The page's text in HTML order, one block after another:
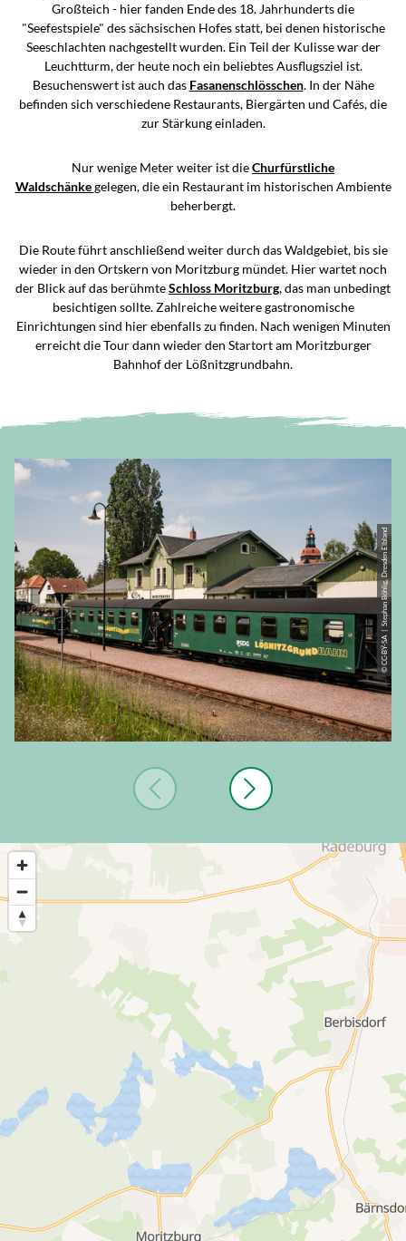
Großteich - hier fanden Ende des 18. Jahrhunderts die
"Seefestspiele" des sächsischen Hofes statt, bei denen historische
Seeschlachten nachgestellt wurden. Ein Teil der Kulisse war der
Leuchtturm, der heute noch ein beliebtes Ausflugsziel ist.
Besuchenswert ist auch das Fasanenschlösschen. In der Nähe
befinden sich verschiedene Restaurants, Biergärten und Cafés, die
zur Stärkung einladen.
Nur wenige Meter weiter ist dieChurfürstliche
Waldschänkegelegen, die ein Restaurant im historischen Ambiente
beherbergt.
Die Route führt anschließend weiter durch das Waldgebiet, bis sie
wieder in den Ortskern von Moritzburg mündet. Hier wartet noch
der Blick auf das berühmteSchloss Moritzburg, das man unbedingt
besichtigen sollte. Zahlreiche weitere gastronomische
Einrichtungen sind hier ebenfalls zu finden. Nach wenigen Minuten
erreicht die Tour dann wieder den Startort am Moritzburger
Bahnhof der Lößnitzgrundbahn.
© CC-BY-SA | Stephan Böhlig, Dresden Elbland